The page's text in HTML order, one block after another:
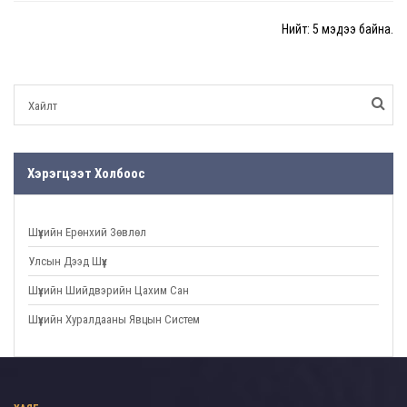
Нийт: 5 мэдээ байна.
Хэрэгцээт Холбоос
Шүүхийн Ерөнхий Зөвлөл
Улсын Дээд Шүүх
Шүүхийн Шийдвэрийн Цахим Сан
Шүүхийн Хуралдааны Явцын Систем